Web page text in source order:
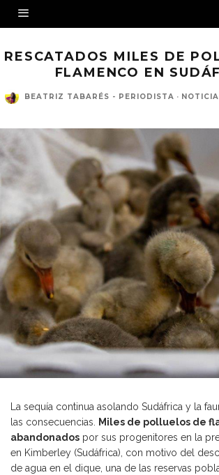
RESCATADOS MILES DE
FLAMENCO EN
BEATRIZ TABARÉS - PERIODISTA ·
La sequía continua asolando Sudáfrica y la
las consecuencias. Miles de polluelos de
abandonados por sus progenitores en la
en Kimberley (Sudáfrica), con motivo del
de agua en el dique, una de las reservas